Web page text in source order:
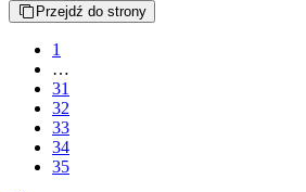
Przejdź do strony
1
…
31
32
33
34
35